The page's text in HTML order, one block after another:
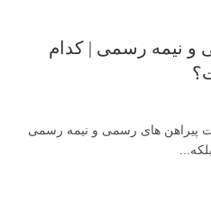
و نیمه رسمی | کدام
پیراهن های رسمی و نیمه رسمی